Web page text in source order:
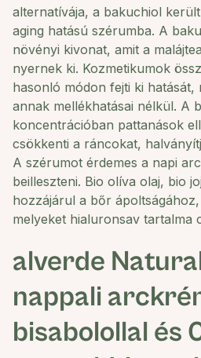
alternatívája, a bakuchiol
aging hatású szérumba. A
növényi kivonat, amit a
nyernek ki. Kozmetikumok
hasonló módon fejti ki hatását,
annak mellékhatásai nélkül. A
koncentrációban pattanások
csökkenti a ráncokat,
A szérumot érdemes a napi
beilleszteni. Bio olíva olaj, bio
hozzájárul a bőr
melyeket hialuronsav tartalma
alverde
nappali
bisabolollal és